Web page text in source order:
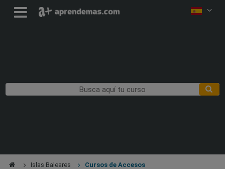
Islas Baleares Cursos de Accesos